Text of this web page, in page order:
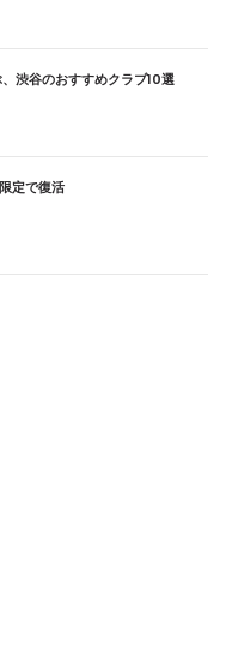
渋谷のおすすめクラブ10選
定で復活